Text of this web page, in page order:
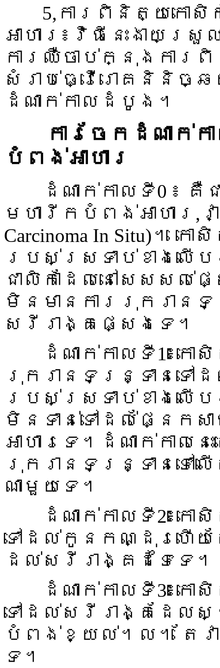
5,ការពិនិត្យកោសិក
អាហារ៖វិធីនេះងាយ
ការឈឺចាប់ក្នុងការ
សំរាប់ធ្វើរោគនិនិច្
ដំណាក់កាលដំបូង។
ការចែកដំណាក់
បំពង់អាហារ
ដំណាក់កាលទី0 ៖ គឺ
មហារីកបំពង់អាហារ,វាត្
Carcinoma In Situ)។ ក
របស់ស្រទាប់ខាងលើ
ជាលិកាដែលនៅសេសសល់
មិនមានការរុករាន
សរីរាង្គផ្សេងទេ។
ដំណាក់កាលទី1៖កោសិ
រុករានទន្រ្ទានទៅដ
របស់ស្រទាប់ខាងលើ
មិនទាន់ទៅដល់ផ្នែ
អាហារទេ។ដំណាក់កាលន
រុករានទន្រ្ទានទ
ណាមួយទេ។
ដំណាក់កាលទី2៖កោសិក
ទៅដល់កូនកណ្ដុរហើយត
ដល់សរីរាង្គដទៃទេ។
ដំណាក់កាលទី3៖កោសិក
ទៅដល់សរីរាង្គដែលស្
បំពង់ខ្យល់។ល។ តែវា
ទេ។